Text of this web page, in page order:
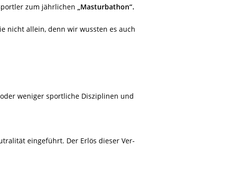
zum jährlichen „Masturbathon“.
nicht allein, denn wir wussten es auch
weniger sportliche Disziplinen und
eingeführt. Der Erlös dieser Ver-